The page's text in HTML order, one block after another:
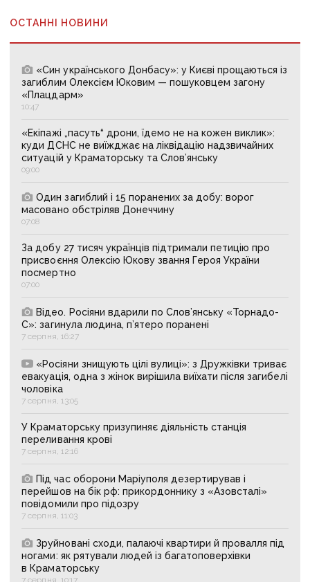
ОСТАННІ НОВИНИ
«Син українського Донбасу»: у Києві прощаються із
загиблим Олексієм Юковим — пошуковцем загону
«Плацдарм»
10:47
«Екіпажі „пасуть“ дрони, їдемо не на кожен виклик»:
куди ДСНС не виїжджає на ліквідацію надзвичайних
ситуацій у Краматорську та Слов’янську
09:00
Один загиблий і 15 поранених за добу: ворог
масовано обстріляв Донеччину
07:08
За добу 27 тисяч українців підтримали петицію про
присвоєння Олексію Юкову звання Героя України
посмертно
07:00
Відео. Росіяни вдарили по Слов’янську «Торнадо-
С»: загинула людина, п’ятеро поранені
7 серпня, 16:27
«Росіяни знищують цілі вулиці»: з Дружківки триває
евакуація, одна з жінок вирішила виїхати після загибелі
чоловіка
7 серпня, 13:05
У Краматорську призупиняє діяльність станція
переливання крові
7 серпня, 12:16
Під час оборони Маріуполя дезертирував і
перейшов на бік рф: прикордоннику з «Азовсталі»
повідомили про підозру
7 серпня, 11:03
Зруйновані сходи, палаючі квартири й провалля під
ногами: як рятували людей із багатоповерхівки
в Краматорську
7 серпня, 10:17